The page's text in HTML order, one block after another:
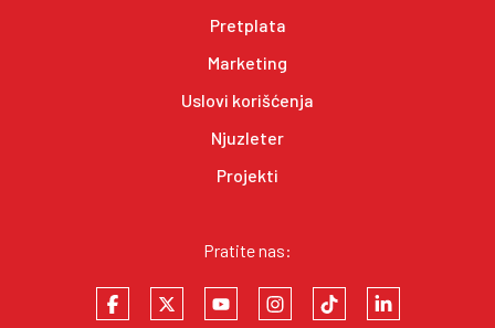
Pretplata
Marketing
Uslovi korišćenja
Njuzleter
Projekti
Pratite nas: